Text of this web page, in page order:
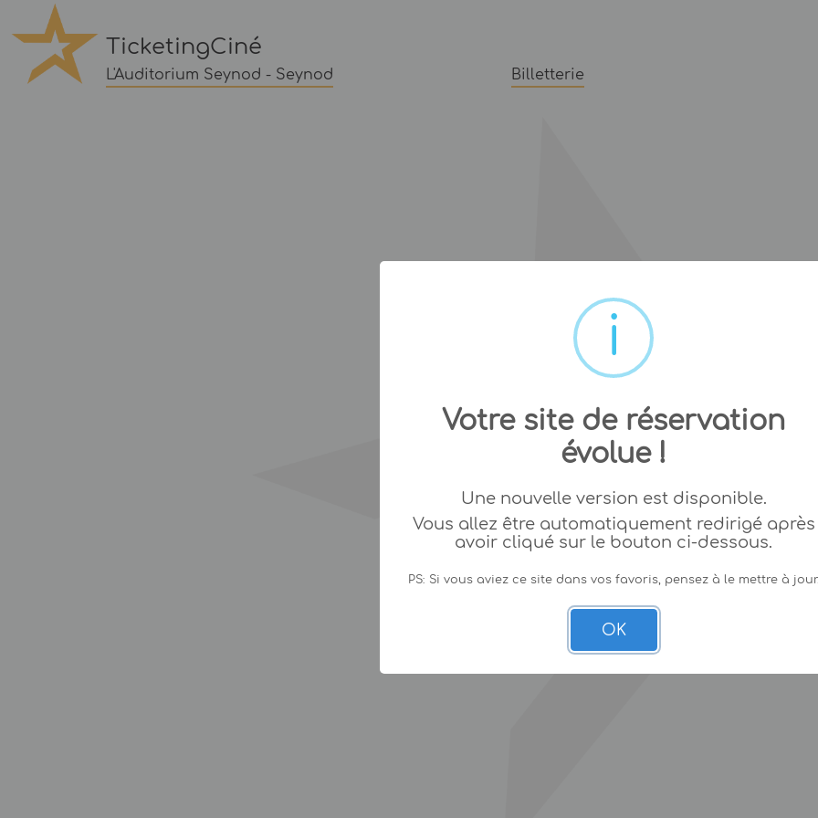
TicketingCiné
L'Auditorium Seynod - Seynod Billetterie
Votre site de réservation
évolue !
Une nouvelle version est disponible.
Vous allez être automatiquement redirigé après
avoir cliqué sur le bouton ci-dessous.
PS: Si vous aviez ce site dans vos favoris, pensez à le mettre à
OK